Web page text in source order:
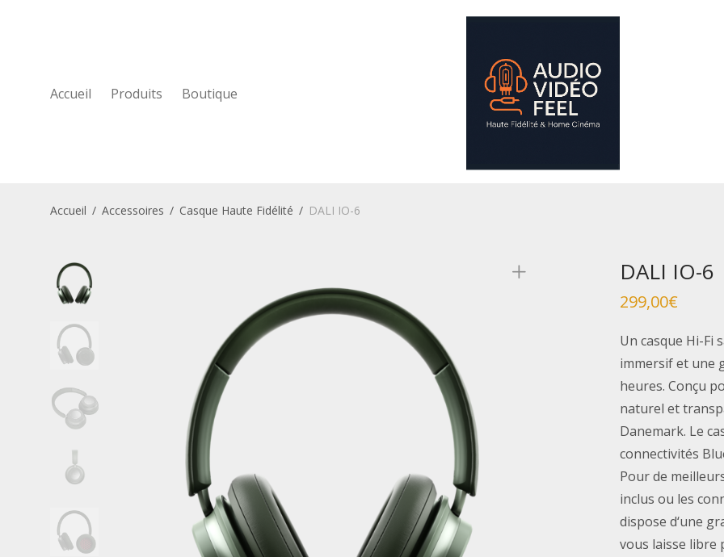
Accueil Produits Boutique
Accueil / Accessoires / Casque Haute Fidélité / DALI IO-6
DALI IO-6
299,00€
Un casque Hi-Fi
immersif et une
heures. Conçu
naturel et
Danemark. Le
connectivités
Pour de
inclus ou les
dispose d‘une
vous laisse libre